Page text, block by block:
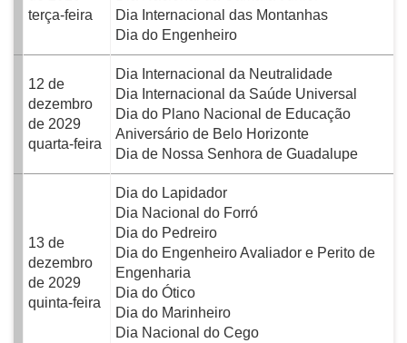
terça-feira
Dia Internacional das Montanhas
Dia do Engenheiro
12 de
dezembro
de 2029
quarta-feira
Dia Internacional da Neutralidade
Dia Internacional da Saúde Universal
Dia do Plano Nacional de Educação
Aniversário de Belo Horizonte
Dia de Nossa Senhora de Guadalupe
13 de
dezembro
de 2029
quinta-feira
Dia do Lapidador
Dia Nacional do Forró
Dia do Pedreiro
Dia do Engenheiro Avaliador e Perito de
Engenharia
Dia do Ótico
Dia do Marinheiro
Dia Nacional do Cego